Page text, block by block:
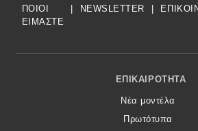
ΠΟΙΟΙ
ΕΙΜΑΣΤΕ
NEWSLETTER
Footer Menu
ΕΠΙΚΑΙΡΌΤΗΤΑ
Νέα μοντέλα
Πρωτότυπα